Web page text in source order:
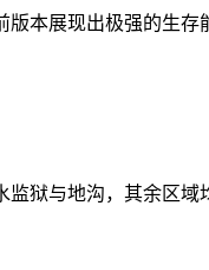
本展现出极强的生
狱与地沟，其余区